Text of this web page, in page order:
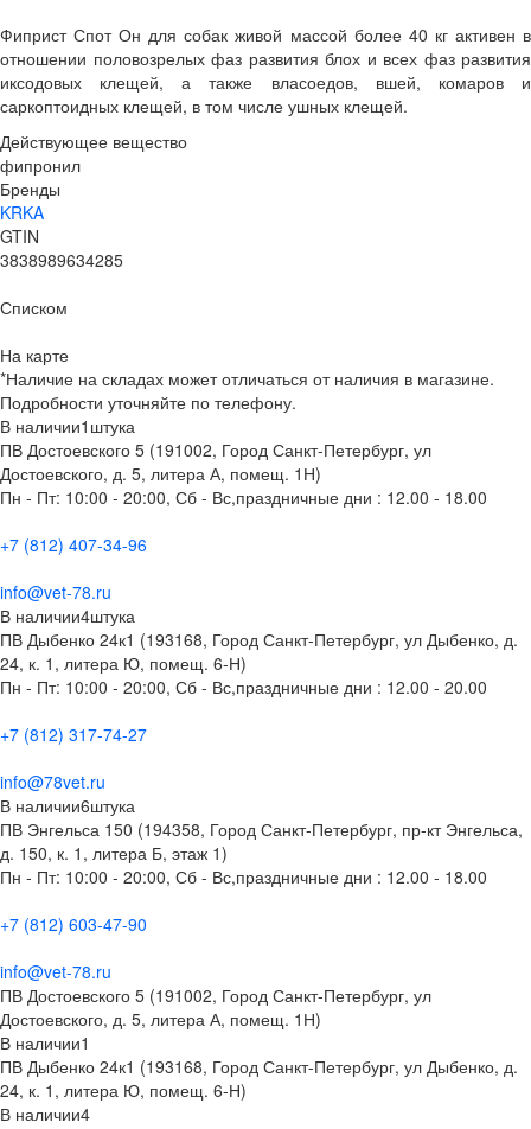
Фиприст Спот Он для собак живой массой более 40 кг активен в
отношении половозрелых фаз развития блох и всех фаз развития
иксодовых клещей, а также власоедов, вшей, комаров и
саркоптоидных клещей, в том числе ушных клещей.
Действующее вещество
фипронил
Бренды
KRKA
GTIN
3838989634285
Списком
На карте
*Наличие на складах может отличаться от наличия в магазине.
Подробности уточняйте по телефону.
В наличии1 штука
ПВ Достоевского 5 (191002, Город Санкт-Петербург, ул
Достоевского, д. 5, литера А, помещ. 1Н)
Пн - Пт: 10:00 - 20:00, Сб - Вс,праздничные дни : 12.00 - 18.00
+7 (812) 407-34-96
info@vet-78.ru
В наличии4штука
ПВ Дыбенко 24к1 (193168, Город Санкт-Петербург, ул Дыбенко, д.
24, к. 1, литера Ю, помещ. 6-Н)
Пн - Пт: 10:00 - 20:00, Сб - Вс,праздничные дни : 12.00 - 20.00
+7 (812) 317-74-27
info@78vet.ru
В наличии6штука
ПВ Энгельса 150 (194358, Город Санкт-Петербург, пр-кт Энгельса,
д. 150, к. 1, литера Б, этаж 1)
Пн - Пт: 10:00 - 20:00, Сб - Вс,праздничные дни : 12.00 - 18.00
+7 (812) 603-47-90
info@vet-78.ru
ПВ Достоевского 5 (191002, Город Санкт-Петербург, ул
Достоевского, д. 5, литера А, помещ. 1Н)
В наличии1
ПВ Дыбенко 24к1 (193168, Город Санкт-Петербург, ул Дыбенко, д.
24, к. 1, литера Ю, помещ. 6-Н)
В наличии4